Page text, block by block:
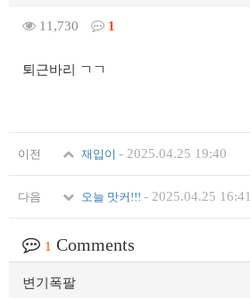
11,730 1
퇴근바리 ㄱㄱ
이전 재입이 - 2025.04.25 19:40
다음 오늘 맛커!!! - 2025.04.25 16:41
1 Comments
변기폭팔